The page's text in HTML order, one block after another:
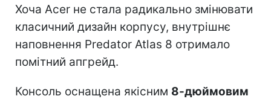
Хоча Acer не стала радикально змінювати
класичний дизайн корпусу, внутрішнє
наповнення Predator Atlas 8 отримало
помітний апгрейд.
Консоль оснащена якісним 8-дюймовим